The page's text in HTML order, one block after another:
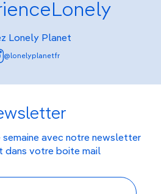
Lonely Planet
@lonelyplanetfr
semaine avec notre newsletter
dans votre boite mail